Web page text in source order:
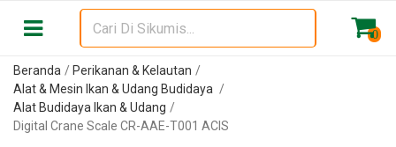
0
Beranda
Perikanan & Kelautan
Alat & Mesin Ikan & Udang Budidaya
Alat Budidaya Ikan & Udang
Digital Crane Scale CR-AAE-T001 ACIS